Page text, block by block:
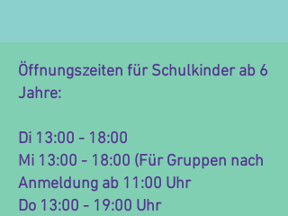
Öffnungszeiten für Schulkinder ab 6
Jahre:
Di 13:00 - 18:00
Mi 13:00 - 18:00 (Für Gruppen nach
Anmeldung ab 11:00 Uhr
Do 13:00 - 19:00 Uhr